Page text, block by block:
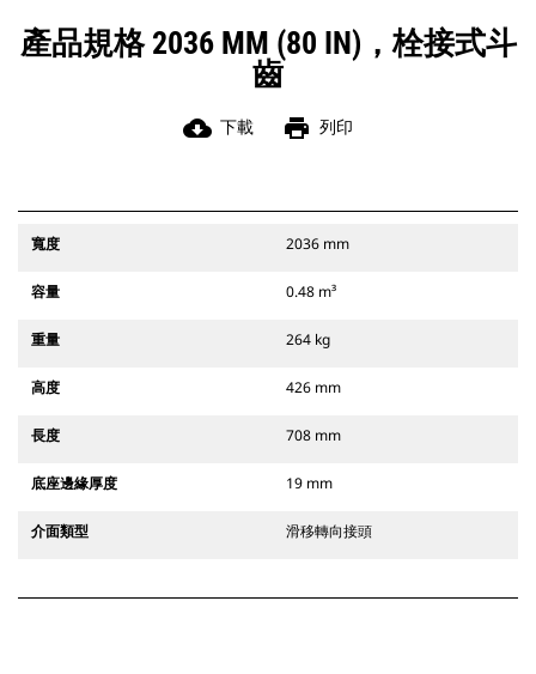
產品規格 2036 MM (80 IN)，栓接式斗
齒
cloud_download 下載 print 列印
寬度 2036 mm
容量 0.48 m³
重量 264 kg
高度 426 mm
長度 708 mm
底座邊緣厚度 19 mm
介面類型 滑移轉向接頭